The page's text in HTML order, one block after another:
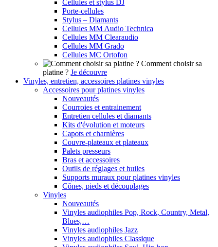
Cellules et stylus DJ
Porte-cellules
Stylus – Diamants
Cellules MM Audio Technica
Cellules MM Clearaudio
Cellules MM Grado
Cellules MC Ortofon
Comment choisir sa
platine ? Je découvre
Vinyles, entretien, accessoires platines vinyles
Accessoires pour platines vinyles
Nouveautés
Courroies et entrainement
Entretien cellules et diamants
Kits d'évolution et moteurs
Capots et charnières
Couvre-plateaux et plateaux
Palets presseurs
Bras et accessoires
Outils de réglages et huiles
Supports muraux pour platines vinyles
Cônes, pieds et découplages
Vinyles
Nouveautés
Vinyles audiophiles Pop, Rock, Country, Metal,
Blues,…
Vinyles audiophiles Jazz
Vinyles audiophiles Classique